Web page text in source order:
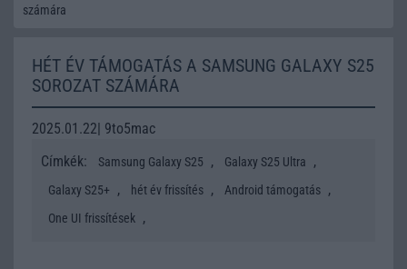
számára
HÉT ÉV TÁMOGATÁS A SAMSUNG GALAXY S25
SOROZAT SZÁMÁRA
2025.01.22| 9to5mac
Címkék:
Samsung Galaxy S25 , Galaxy S25 Ultra ,
Galaxy S25+ , hét év frissítés , Android támogatás ,
One UI frissítések ,